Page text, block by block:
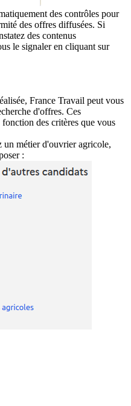
des contrôles pour
des offres diffusées. Si
des contenus
le signaler en cliquant sur
France Travail peut vous
d'offres. Ces
des critères que vous
un métier d'ouvrier agricole,
: